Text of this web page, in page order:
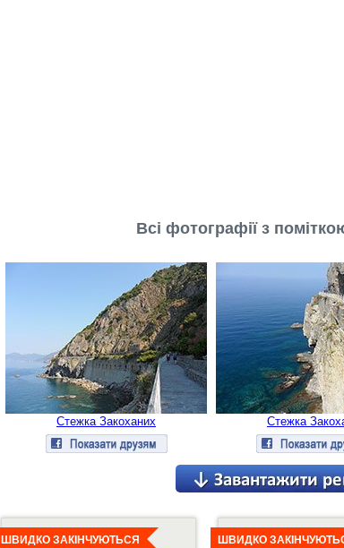
Всі фотографії з
Стежка Закоханих Стежка
ШВИДКО ЗАКІНЧУЮТЬСЯ
Детальніше
ШВИДКО
Детальніше